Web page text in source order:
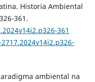
Historia Ambiental
361.
361
ambiental na